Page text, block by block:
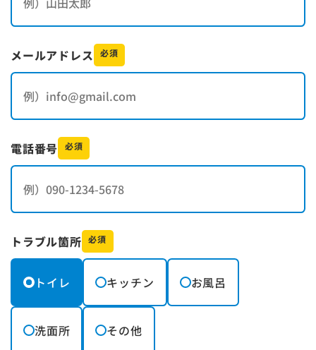
メールアドレス 必須
電話番号 必須
トラブル箇所 必須
トイレ キッチン お風呂
洗面所 その他